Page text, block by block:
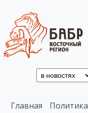
Главная Политика